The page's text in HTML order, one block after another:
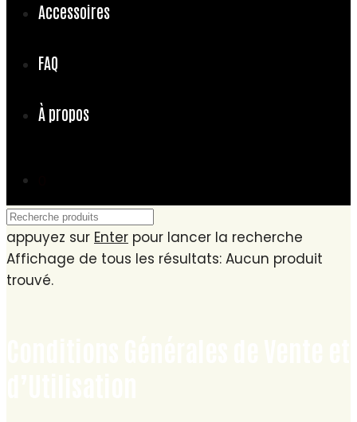
Accessoires
FAQ
À propos
appuyez sur Enter pour lancer la recherche
Affichage de tous les résultats: Aucun produit
trouvé.